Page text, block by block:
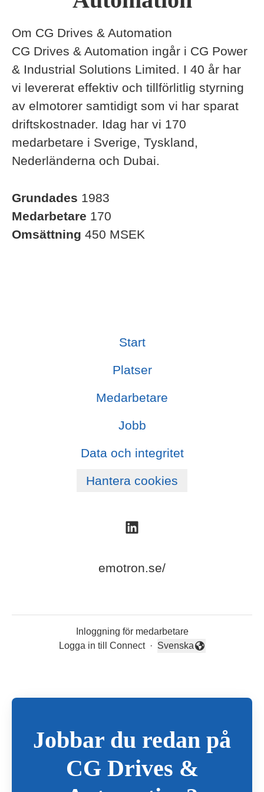
Om CG Drives & Automation
CG Drives & Automation ingår i CG Power
& Industrial Solutions Limited. I 40 år har
vi levererat effektiv och tillförlitlig styrning
av elmotorer samtidigt som vi har sparat
driftskostnader. Idag har vi 170
medarbetare i Sverige, Tyskland,
Nederländerna och Dubai.
Grundades 1983
Medarbetare 170
Omsättning 450 MSEK
Start
Platser
Medarbetare
Jobb
Data och integritet
Hantera cookies
emotron.se/
Inloggning för medarbetare
Logga in till Connect
·
Byt språk
Svenska
Jobbar du redan på
CG Drives &